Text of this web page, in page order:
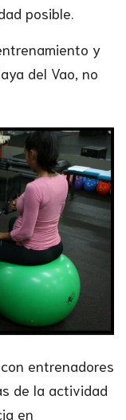
posible.
y
del Vao, no
entrenadores
de la actividad
en